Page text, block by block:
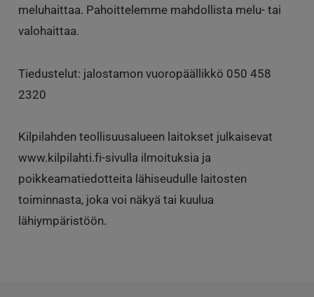
meluhaittaa. Pahoittelemme mahdollista melu- tai
valohaittaa.
Tiedustelut: jalostamon vuoropäällikkö 050 458
2320
Kilpilahden teollisuusalueen laitokset julkaisevat
www.kilpilahti.fi-sivulla ilmoituksia ja
poikkeamatiedotteita lähiseudulle laitosten
toiminnasta, joka voi näkyä tai kuulua
lähiympäristöön.